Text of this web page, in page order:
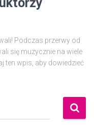
Podczas przerwy od
się muzycznie na wiele
ten wpis, aby dowiedzieć